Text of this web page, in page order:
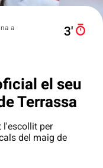
a
3′
el seu
Terrassa
l'escollit per
del maig de